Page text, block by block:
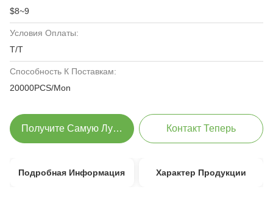
$8~9
Условия Оплаты:
T/T
Способность К Поставкам:
20000PCS/Mon
Получите Самую Лучшую Цену Контакт Теперь
Подробная Информация Характер Продукции